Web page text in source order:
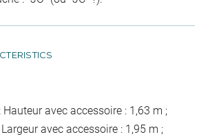
Hauteur avec accessoire : 1,63 m ;
avec accessoire : 1,95 m ;